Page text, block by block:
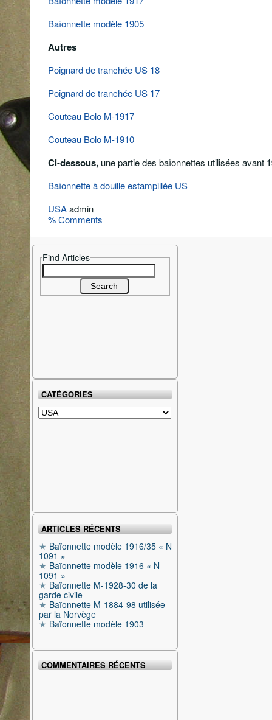
Baïonnette modèle 1905
Autres
Poignard de tranchée US 18
Poignard de tranchée US 17
Couteau Bolo M-1917
Couteau Bolo M-1910
Ci-dessous, une partie des baïonnettes utilisées avant
Baïonnette à douille estampillée US
USAadmin
% Comments
Find Articles
Search
for:
CATÉGORIES
Catégories
ARTICLES RÉCENTS
Baïonnette modèle 1916/35 « N
1091 »
Baïonnette modèle 1916 « N
1091 »
Baïonnette M-1928-30 de la
garde civile
Baïonnette M-1884-98 utilisée
par la Norvège
Baïonnette modèle 1903
COMMENTAIRES RÉCENTS